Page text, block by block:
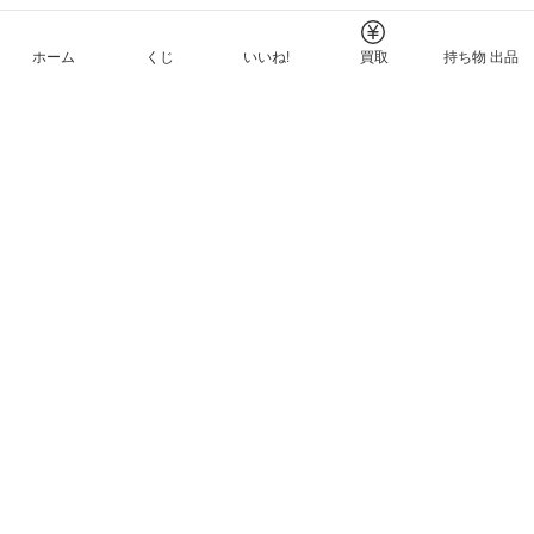
ホーム くじ いいね! 買取 持ち物 出品